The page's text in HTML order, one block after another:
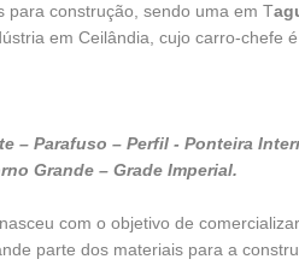
para construção, sendo uma em T
em Ceilândia, cujo carro-chefe
– Parafuso – Perfil - Ponteira
Grande – Grade Imperial.
com o objetivo de
parte dos materiais para a